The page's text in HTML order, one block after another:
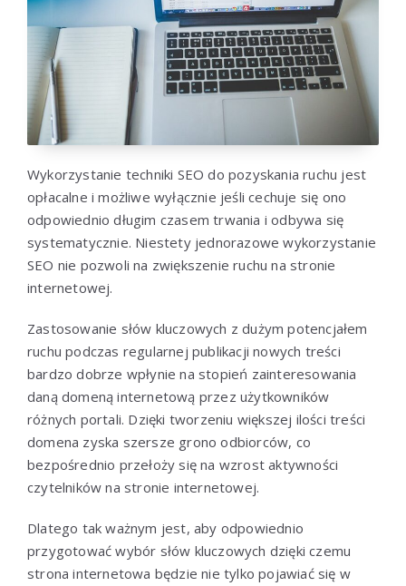
Wykorzystanie techniki SEO do pozyskania ruchu jest
opłacalne i możliwe wyłącznie jeśli cechuje się ono
odpowiednio długim czasem trwania i odbywa się
systematycznie. Niestety jednorazowe wykorzystanie
SEO nie pozwoli na zwiększenie ruchu na stronie
internetowej.
Zastosowanie słów kluczowych z dużym potencjałem
ruchu podczas regularnej publikacji nowych treści
bardzo dobrze wpłynie na stopień zainteresowania
daną domeną internetową przez użytkowników
różnych portali. Dzięki tworzeniu większej ilości treści
domena zyska szersze grono odbiorców, co
bezpośrednio przełoży się na wzrost aktywności
czytelników na stronie internetowej.
Dlatego tak ważnym jest, aby odpowiednio
przygotować wybór słów kluczowych dzięki czemu
strona internetowa będzie nie tylko pojawiać się w